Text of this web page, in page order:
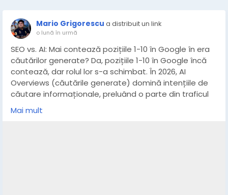
Mario Grigorescu a distribuit un link
o lună în urmă
SEO vs. AI: Mai contează pozițiile 1-10 în Google în era
căutărilor generate? Da, pozițiile 1-10 în Google încă
contează, dar rolul lor s-a schimbat. În 2026, AI
Overviews (căutările generate) domină intențiile de
căutare informaționale, preluând o parte din traficul
de top.
Mai mult